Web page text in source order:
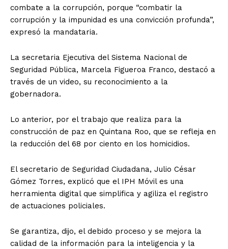
combate a la corrupción, porque “combatir la
corrupción y la impunidad es una convicción profunda”,
expresó la mandataria.
La secretaria Ejecutiva del Sistema Nacional de
Seguridad Pública, Marcela Figueroa Franco, destacó a
través de un video, su reconocimiento a la
gobernadora.
Lo anterior, por el trabajo que realiza para la
construcción de paz en Quintana Roo, que se refleja en
la reducción del 68 por ciento en los homicidios.
El secretario de Seguridad Ciudadana, Julio César
Gómez Torres, explicó que el IPH Móvil es una
herramienta digital que simplifica y agiliza el registro
de actuaciones policiales.
Se garantiza, dijo, el debido proceso y se mejora la
calidad de la información para la inteligencia y la